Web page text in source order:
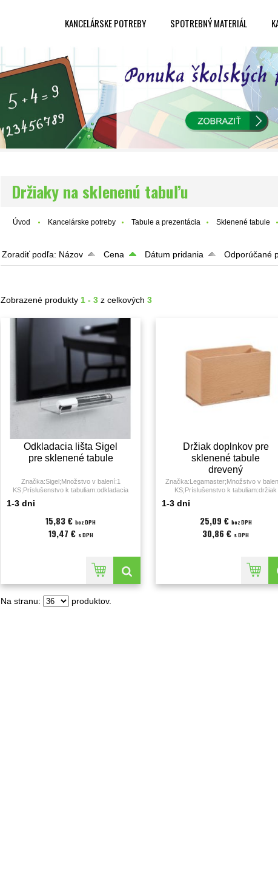
KANCELÁRSKE POTREBY SPOTREBNÝ MATERIÁL
Držiaky na sklenenú tabuľu
Úvod Kancelárske potreby Tabule a prezentácia Sklenené tabule
Zoradiť podľa: Názov Cena Dátum pridania Odporúčané
Zobrazené produkty1 - 3 z celkových3
Odkladacia lišta Sigel
pre sklenené tabule
Značka:Sigel;Množstvo v balení:1
KS;Príslušenstvo k tabuliam:odkladacia
1-3 dni
15,83 €bez DPH
19,47 € s DPH
Držiak doplnkov pre
sklenené tabule
drevený
Značka:Legamaster;Množstvo v
KS;Príslušenstvo k tabuliam:držiak
1-3 dni
25,09 € bez DPH
30,86 € s DPH
Na stranu: produktov.